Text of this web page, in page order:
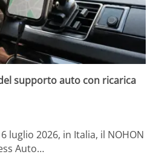
supporto auto con ricarica
luglio 2026, in Italia, il NOHON
Auto…